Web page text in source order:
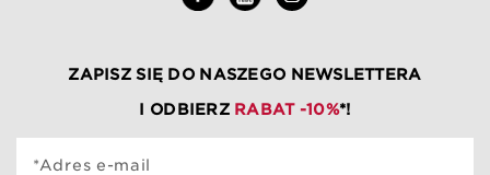
ZAPISZ SIĘ DO NASZEGO NEWSLETTERA
I ODBIERZ RABAT -10%*!
*Adres e-mail